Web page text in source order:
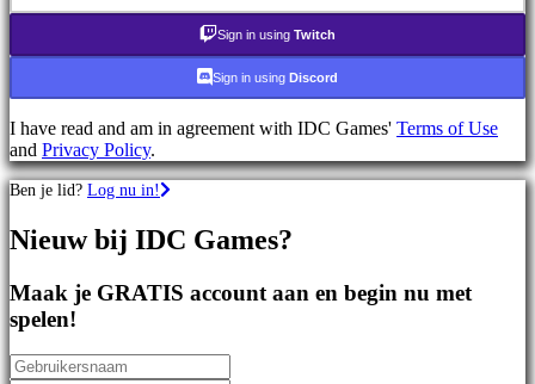
Indie
Simulation
Puzzle
games
Fighting
games
Demo's
Gemeenschap
Gameplay
In-
game
evenementen
Sign in using Twitch
Sign in using Discord
I have read and am in agreement with IDC Games' Terms of Use
and Privacy Policy.
Ben je lid? Log nu in!
Nieuw bij IDC Games?
Maak je GRATIS account aan en begin nu met
spelen!